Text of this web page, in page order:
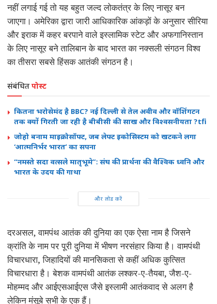
नहीं लगाई गई तो यह बहुत जल्द लोकतंत्र के लिए नासूर बन
जाएगा। अमेरिका द्वारा जारी आधिकारिक आंकड़ों के अनुसार सीरिया
और इराक में कहर बरपाने वाले इस्लामिक स्टेट और अफगानिस्तान
के लिए नासूर बने तालिबान के बाद भारत का नक्सली संगठन विश्व
का तीसरा सबसे हिंसक आतंकी संगठन है।
संबंधितपोस्ट
कितना भरोसेमंद है BBC? नई दिल्ली से तेल अवीव और वॉशिंगटन
तक क्यों गिरती जा रही है बीबीसी की साख और विश्वसनीयता ?tfi
जोहो बनाम माइक्रोसॉफ्ट, जब लेफ्ट इकोसिस्टम को खटकने लगा
‘आत्मनिर्भर भारत’ का सपना
“नमस्ते सदा वत्सले मातृभूमे”: संघ की प्रार्थना की वैश्विक ध्वनि और
भारत के उदय की गाथा
और लोड करें
दरअसल, वामपंथ आतंक की दुनिया का एक ऐसा नाम है जिसने
क्रांति के नाम पर पूरी दुनिया में भीषणनरसंहारकिया है। वामपंथी
विचारधारा, जिहादियों की मानसिकता से कहीं अधिक कुत्सित
विचारधारा है। बेशक वामपंथी आतंक लश्कर-ए-तैयबा, जैश-ए-
मोहम्मद और आईएसआईएस जैसे इस्लामी आतंकवाद से अलग है
लेकिन मंसूबे सभी के एक हैं।